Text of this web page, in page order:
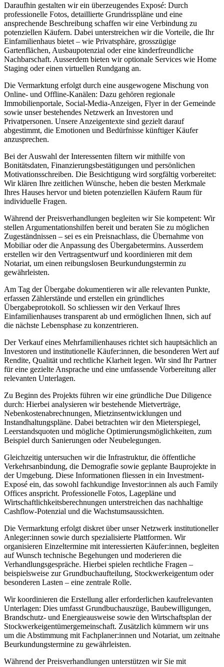
Daraufhin gestalten wir ein überzeugendes Exposé: Durch
professionelle Fotos, detaillierte Grundrisspläne und eine
ansprechende Beschreibung schaffen wir eine Verbindung zu
potenziellen Käufern. Dabei unterstreichen wir die Vorteile, die Ihr
Einfamilienhaus bietet – wie Privatsphäre, grosszügige
Gartenflächen, Ausbaupotenzial oder eine kinderfreundliche
Nachbarschaft. Ausserdem bieten wir optionale Services wie Home
Staging oder einen virtuellen Rundgang an.
Die Vermarktung erfolgt durch eine ausgewogene Mischung von
Online- und Offline-Kanälen: Dazu gehören regionale
Immobilienportale, Social-Media-Anzeigen, Flyer in der Gemeinde
sowie unser bestehendes Netzwerk an Investoren und
Privatpersonen. Unsere Anzeigentexte sind gezielt darauf
abgestimmt, die Emotionen und Bedürfnisse künftiger Käufer
anzusprechen.
Bei der Auswahl der Interessenten filtern wir mithilfe von
Bonitätsdaten, Finanzierungsbestätigungen und persönlichen
Motivationsschreiben. Die Besichtigung wird sorgfältig vorbereitet:
Wir klären Ihre zeitlichen Wünsche, heben die besten Merkmale
Ihres Hauses hervor und bieten potenziellen Käufern Raum für
individuelle Fragen.
Während der Preisverhandlungen begleiten wir Sie kompetent: Wir
stellen Argumentationshilfen bereit und beraten Sie zu möglichen
Zugeständnissen – sei es ein Preisnachlass, die Übernahme von
Mobiliar oder die Anpassung des Übergabetermins. Ausserdem
erstellen wir den Vertragsentwurf und koordinieren mit dem
Notariat, um einen reibungslosen Beurkundungstermin zu
gewährleisten.
Am Tag der Übergabe dokumentieren wir alle relevanten Punkte,
erfassen Zählerstände und erstellen ein gründliches
Übergabeprotokoll. So schliessen wir den Verkauf Ihres
Einfamilienhauses transparent ab und ermöglichen Ihnen, sich auf
die nächste Lebensphase zu konzentrieren.
Der Verkauf eines Mehrfamilienhauses richtet sich hauptsächlich an
Investoren und institutionelle Käufer:innen, die besonderen Wert auf
Rendite, Qualität und rechtliche Klarheit legen. Wir sind Ihr Partner
für eine gezielte Ansprache und eine umfassende Vorbereitung aller
relevanten Unterlagen.
Zu Beginn des Projekts führen wir eine gründliche Due Diligence
durch: Hierbei analysieren wir bestehende Mietverträge,
Nebenkostenabrechnungen, Mietzinsentwicklungen und
Instandhaltungspläne. Dabei betrachten wir den Mieterspiegel,
Leerstandsquoten und mögliche Optimierungsmöglichkeiten, zum
Beispiel durch Sanierungen oder Neubelegungen.
Gleichzeitig untersuchen wir die Infrastruktur, die öffentliche
Verkehrsanbindung, die Demografie sowie geplante Bauprojekte in
der Umgebung. Diese Informationen fliessen in ein Investment-
Exposé ein, das sowohl fachkundige Investor:innen als auch Family
Offices anspricht. Professionelle Fotos, Lagepläne und
Wirtschaftlichkeitsberechnungen unterstreichen das nachhaltige
Cashflow-Potenzial und die Wachstumsaussichten.
Die Vermarktung erfolgt diskret über unser Netzwerk institutioneller
Anleger:innen sowie durch spezialisierte Plattformen. Wir
organisieren Einzeltermine mit interessierten Käufer:innen, begleiten
auf Wunsch technische Begehungen und moderieren die
Verhandlungsgespräche. Hierbei spielen rechtliche Fragen –
beispielsweise zur Grundbuchaufteilung, Stockwerkeigentum oder
besonderen Lasten – eine zentrale Rolle.
Wir koordinieren die Erstellung aller erforderlichen kaufrelevanten
Unterlagen: Dies umfasst Grundbuchauszüge, Baubewilligungen,
Brandschutz- und Energieausweise sowie den Wirtschaftsplan der
Stockwerkeigentümergemeinschaft. Zusätzlich kümmern wir uns
um die Abstimmung mit Fachplaner:innen und Notariat, um zeitnahe
Beurkundungstermine zu gewährleisten.
Während der Preisverhandlungen unterstützen wir Sie mit